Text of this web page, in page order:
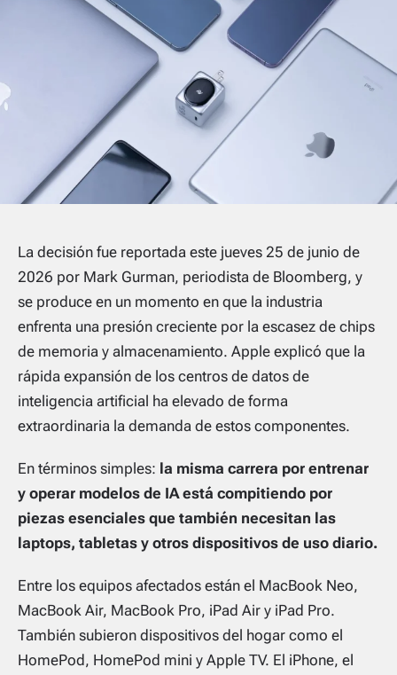
La decisión fue reportada este jueves 25 de junio de
2026 por Mark Gurman, periodista de Bloomberg, y
se produce en un momento en que la industria
enfrenta una presión creciente por la escasez de chips
de memoria y almacenamiento. Apple explicó que la
rápida expansión de los centros de datos de
inteligencia artificial ha elevado de forma
extraordinaria la demanda de estos componentes.
En términos simples: la misma carrera por entrenar
y operar modelos de IA está compitiendo por
piezas esenciales que también necesitan las
laptops, tabletas y otros dispositivos de uso diario.
Entre los equipos afectados están el MacBook Neo,
MacBook Air, MacBook Pro, iPad Air y iPad Pro.
También subieron dispositivos del hogar como el
HomePod, HomePod mini y Apple TV. El iPhone, el